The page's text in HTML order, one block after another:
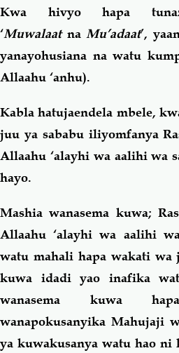
Kwa hivyo hapa
‘Muwalaatna Mu’adaat’,
yanayohusiana na watu
Allaahu ‘anhu).
Kabla hatujaendela mbele,
juu ya sababu iliyomfanya
Allaahu ‘alayhi wa aalihi wa
hayo.
Mashia wanasema kuwa;
Allaahu ‘alayhi wa aalihi
watu mahali hapa wakati wa
kuwa idadi yao inafika
wanasema kuwa
wanapokusanyika Mahujaji
ya kuwakusanya watu hao